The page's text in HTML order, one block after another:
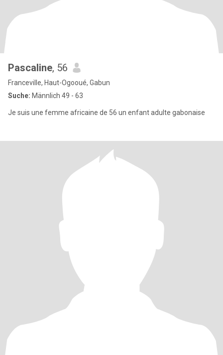
Pascaline, 56
Franceville, Haut-Ogooué, Gabun
Suche: Männlich 49 - 63
Je suis une femme africaine de 56 un enfant adulte gabonaise